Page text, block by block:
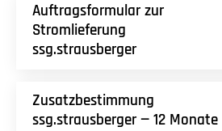
Auftragsformular zur
Stromlieferung
ssg.strausberger
Zusatzbestimmung
ssg.strausberger — 12 Monate